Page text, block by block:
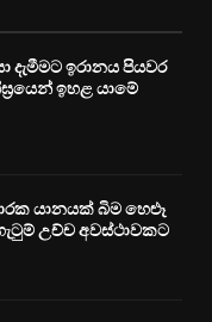
දැමීමට ඉරානය පියවර
ඉහළ යාමේ
යානයක් බිම හෙළූ
උච්ච අවස්ථාවකට